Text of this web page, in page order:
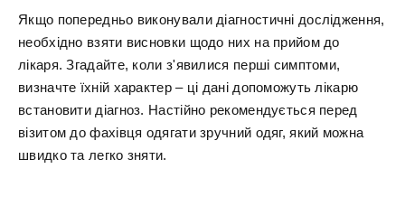
Якщо попередньо виконували діагностичні дослідження,
необхідно взяти висновки щодо них на прийом до
лікаря. Згадайте, коли з'явилися перші симптоми,
визначте їхній характер – ці дані допоможуть лікарю
встановити діагноз. Настійно рекомендується перед
візитом до фахівця одягати зручний одяг, який можна
швидко та легко зняти.